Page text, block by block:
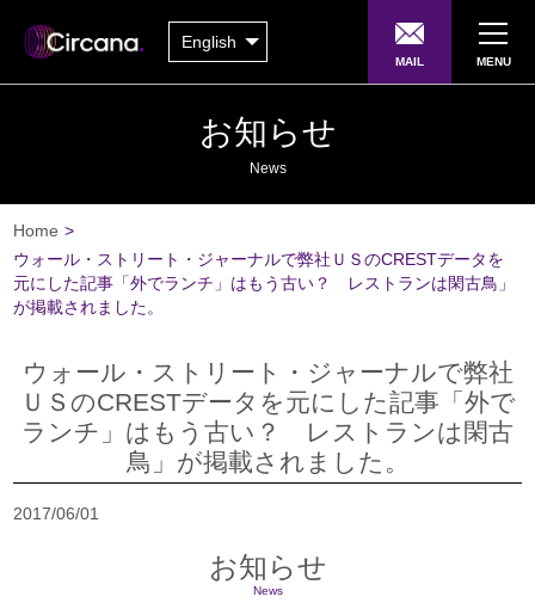
English
MAIL MENU
お知らせ
News
Home >
ウォール・ストリート・ジャーナルで弊社ＵＳのCRESTデータを
元にした記事「外でランチ」はもう古い？ レストランは閑古鳥」
が掲載されました。
ウォール・ストリート・ジャーナルで弊社
ＵＳのCRESTデータを元にした記事「外で
ランチ」はもう古い？ レストランは閑古
鳥」が掲載されました。
2017/06/01
お知らせ
News